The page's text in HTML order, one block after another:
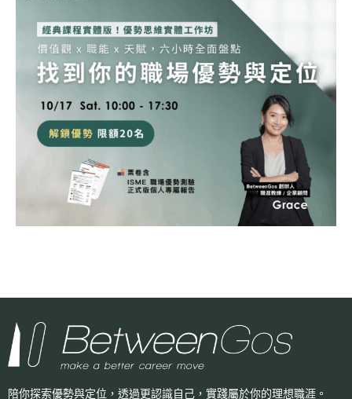
陪你探索優勢與定位，透過更認識自己， 實踐屬於你的理想職涯。